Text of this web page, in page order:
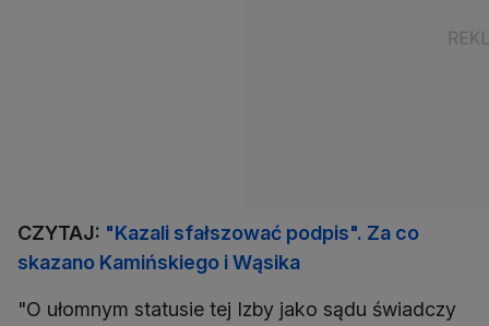
CZYTAJ: "Kazali sfałszować podpis". Za co
skazano Kamińskiego i Wąsika
"O ułomnym statusie tej Izby jako sądu świadczy